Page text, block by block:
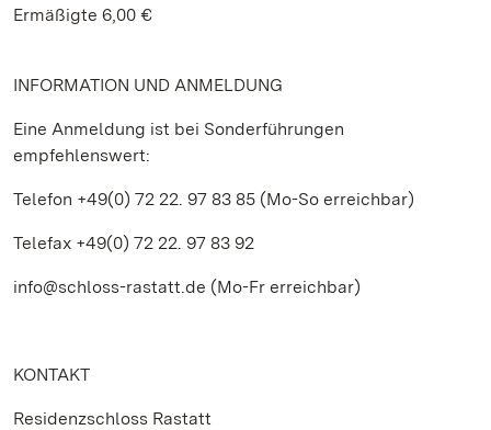
Ermäßigte 6,00 €
INFORMATION UND ANMELDUNG
Eine Anmeldung ist bei Sonderführungen
empfehlenswert:
Telefon +49(0) 72 22. 97 83 85 (Mo-So erreichbar)
Telefax +49(0) 72 22. 97 83 92
info@schloss-rastatt.de (Mo-Fr erreichbar)
KONTAKT
Residenzschloss Rastatt